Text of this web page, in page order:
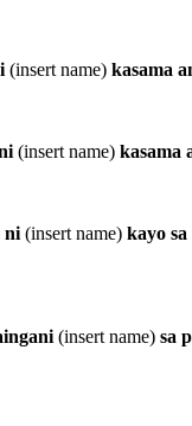
(insert name) kasama
(insert name) kasama
ni (insert name) kayo
(insert name) sa